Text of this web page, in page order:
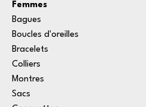
Femmes
Bagues
Boucles d'oreilles
Bracelets
Colliers
Montres
Sacs